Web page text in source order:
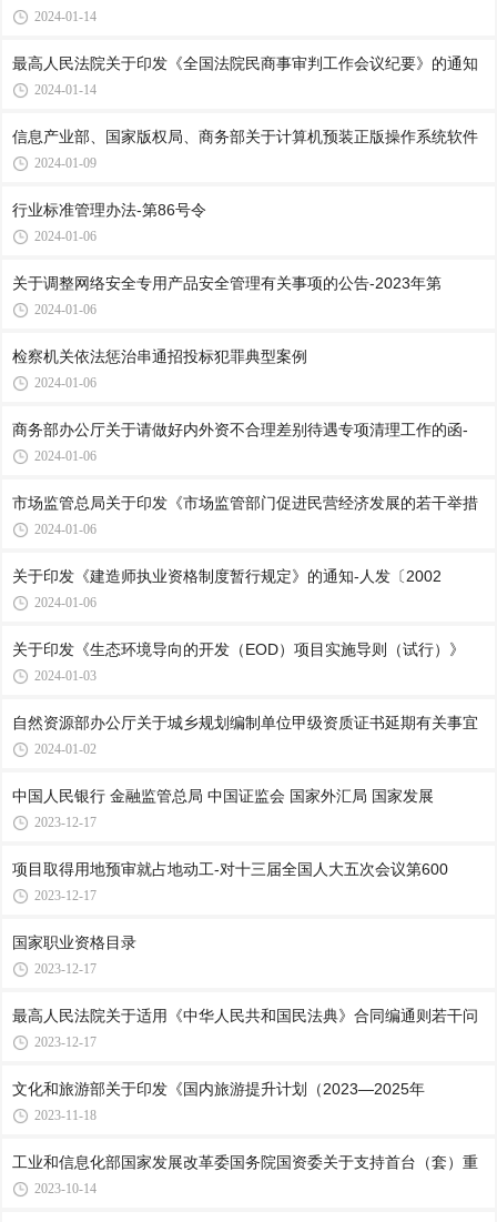
2024-01-14
最高人民法院关于印发《全国法院民商事审判工作会议纪要》的通知
2024-01-14
信息产业部、国家版权局、商务部关于计算机预装正版操作系统软件
2024-01-09
行业标准管理办法-第86号令
2024-01-06
关于调整网络安全专用产品安全管理有关事项的公告-2023年第
2024-01-06
检察机关依法惩治串通招投标犯罪典型案例
2024-01-06
商务部办公厅关于请做好内外资不合理差别待遇专项清理工作的函-
2024-01-06
市场监管总局关于印发《市场监管部门促进民营经济发展的若干举措
2024-01-06
关于印发《建造师执业资格制度暂行规定》的通知-人发〔2002
2024-01-06
关于印发《生态环境导向的开发（EOD）项目实施导则（试行）》
2024-01-03
自然资源部办公厅关于城乡规划编制单位甲级资质证书延期有关事宜
2024-01-02
中国人民银行 金融监管总局 中国证监会 国家外汇局 国家发展
2023-12-17
项目取得用地预审就占地动工-对十三届全国人大五次会议第600
2023-12-17
国家职业资格目录
2023-12-17
最高人民法院关于适用《中华人民共和国民法典》合同编通则若干问
2023-12-17
文化和旅游部关于印发《国内旅游提升计划（2023—2025年
2023-11-18
工业和信息化部国家发展改革委国务院国资委关于支持首台（套）重
2023-10-14